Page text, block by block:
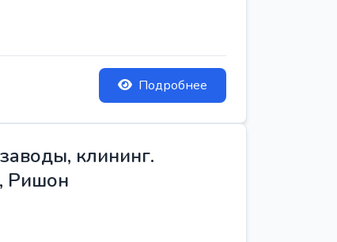
Подробнее
клининг.
Ришон